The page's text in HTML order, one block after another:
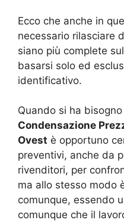
Ecco che anche in
necessario rilasciare
siano più complete
basarsi solo ed
identificativo.
Quando si ha
Condensazione
Ovest è opportuno
preventivi, anche da
rivenditori, per
ma allo stesso modo
comunque, essendo
comunque che il